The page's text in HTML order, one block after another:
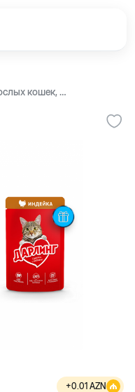
Purina Darling Влажный корм для взрослых кошек, с различными вкусами (4+1) x 75 г
+0.01 AZN